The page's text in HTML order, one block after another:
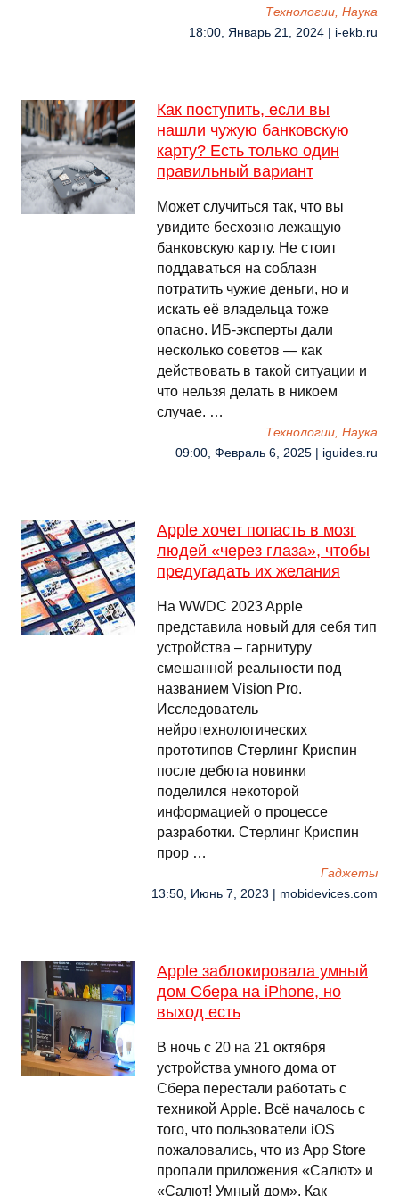
Технологии, Наука
18:00, Январь 21, 2024 | i-ekb.ru
Как поступить, если вы
нашли чужую банковскую
карту? Есть только один
правильный вариант
Может случиться так, что вы
увидите бесхозно лежащую
банковскую карту. Не стоит
поддаваться на соблазн
потратить чужие деньги, но и
искать её владельца тоже
опасно. ИБ-эксперты дали
несколько советов — как
действовать в такой ситуации и
что нельзя делать в никоем
случае. …
Технологии, Наука
09:00, Февраль 6, 2025 | iguides.ru
Apple хочет попасть в мозг
людей «‎через глаза», чтобы
предугадать их желания
На WWDC 2023 Apple
представила новый для себя тип
устройства – гарнитуру
смешанной реальности под
названием Vision Pro.
Исследователь
нейротехнологических
прототипов Стерлинг Криспин
после дебюта новинки
поделился некоторой
информацией о процессе
разработки. Стерлинг Криспин
прор …
Гаджеты
13:50, Июнь 7, 2023 | mobidevices.com
Apple заблокировала умный
дом Сбера на iPhone, но
выход есть
В ночь с 20 на 21 октября
устройства умного дома от
Сбера перестали работать с
техникой Apple. Всё началось с
того, что пользователи iOS
пожаловались, что из App Store
пропали приложения «Салют» и
«Салют! Умный дом». Как